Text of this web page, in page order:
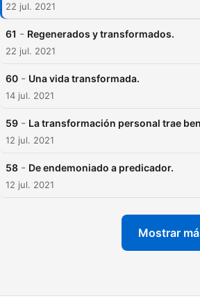
22 jul. 2021
61 - Regenerados y transformados.
22 jul. 2021
60 - Una vida transformada.
14 jul. 2021
59 - La transformación personal trae
12 jul. 2021
58 - De endemoniado a predicador.
12 jul. 2021
Mostrar